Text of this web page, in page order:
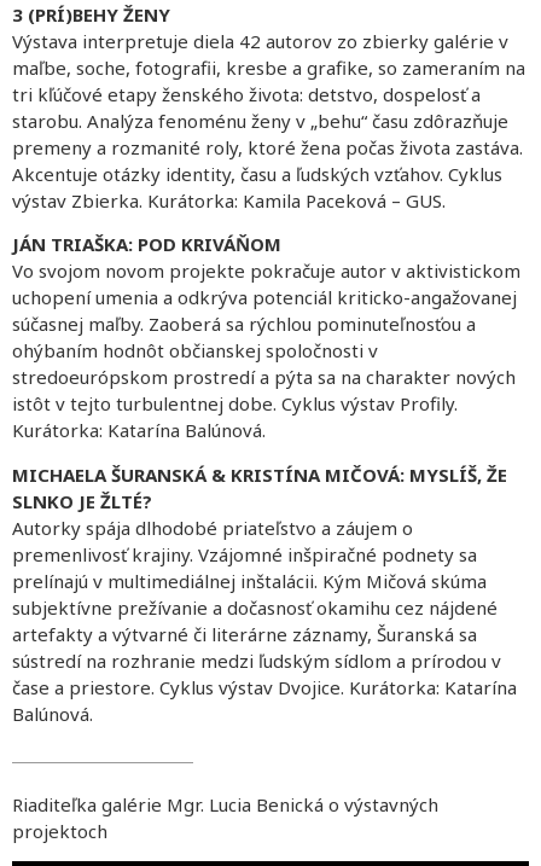
3 (PRÍ)BEHY ŽENY
Výstava interpretuje diela 42 autorov zo zbierky galérie v
maľbe, soche, fotografii, kresbe a grafike, so zameraním na
tri kľúčové etapy ženského života: detstvo, dospelosť a
starobu. Analýza fenoménu ženy v „behu“ času zdôrazňuje
premeny a rozmanité roly, ktoré žena počas života zastáva.
Akcentuje otázky identity, času a ľudských vzťahov. Cyklus
výstav Zbierka. Kurátorka: Kamila Paceková – GUS.
JÁN TRIAŠKA: POD KRIVÁŇOM
Vo svojom novom projekte pokračuje autor v aktivistickom
uchopení umenia a odkrýva potenciál kriticko-angažovanej
súčasnej maľby. Zaoberá sa rýchlou pominuteľnosťou a
ohýbaním hodnôt občianskej spoločnosti v
stredoeurópskom prostredí a pýta sa na charakter nových
istôt v tejto turbulentnej dobe. Cyklus výstav Profily.
Kurátorka: Katarína Balúnová.
MICHAELA ŠURANSKÁ & KRISTÍNA MIČOVÁ: MYSLÍŠ, ŽE
SLNKO JE ŽLTÉ?
Autorky spája dlhodobé priateľstvo a záujem o
premenlivosť krajiny. Vzájomné inšpiračné podnety sa
prelínajú v multimediálnej inštalácii. Kým Mičová skúma
subjektívne prežívanie a dočasnosť okamihu cez nájdené
artefakty a výtvarné či literárne záznamy, Šuranská sa
sústredí na rozhranie medzi ľudským sídlom a prírodou v
čase a priestore. Cyklus výstav Dvojice. Kurátorka: Katarína
Balúnová.
Riaditeľka galérie Mgr. Lucia Benická o výstavných
projektoch